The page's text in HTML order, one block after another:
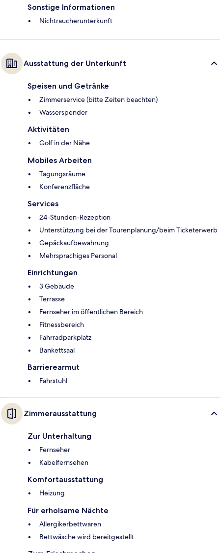
Sonstige Informationen
Nichtraucherunterkunft
Ausstattung der Unterkunft
Speisen und Getränke
Zimmerservice (bitte Zeiten beachten)
Wasserspender
Aktivitäten
Golf in der Nähe
Mobiles Arbeiten
Tagungsräume
Konferenzfläche
Services
24-Stunden-Rezeption
Unterstützung bei der Tourenplanung/beim Ticketerwerb
Gepäckaufbewahrung
Mehrsprachiges Personal
Einrichtungen
3 Gebäude
Terrasse
Fernseher im öffentlichen Bereich
Fitnessbereich
Fahrradparkplatz
Bankettsaal
Barrierearmut
Fahrstuhl
Zimmerausstattung
Zur Unterhaltung
Fernseher
Kabelfernsehen
Komfortausstattung
Heizung
Für erholsame Nächte
Allergikerbettwaren
Bettwäsche wird bereitgestellt